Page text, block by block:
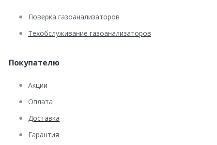
Поверка газоанализаторов
Техобслуживание газоанализаторов
Покупателю
Акции
Оплата
Доставка
Гарантия